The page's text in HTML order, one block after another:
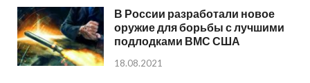
В России разработали новое
оружие для борьбы с лучшими
подлодками ВМС США
18.08.2021